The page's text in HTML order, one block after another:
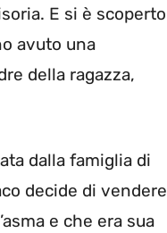
E si è scoperto
avuto una
della ragazza,
dalla famiglia di
decide di vendere
e che era sua